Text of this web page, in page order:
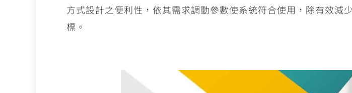
方式設計之便利性，依其需求調動參數使系統符合使用，除有效減
標。